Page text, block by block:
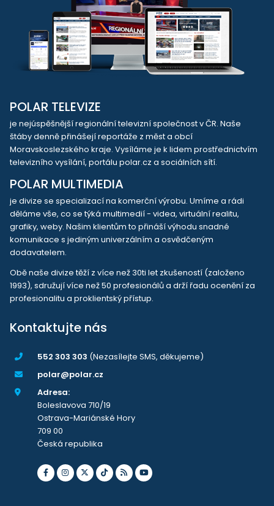
POLAR TELEVIZE
je nejúspěšnější regionální televizní společnost v ČR. Naše
štáby denně přinášejí reportáže z měst a obcí
Moravskoslezského kraje. Vysíláme je k lidem prostřednictvím
televizního vysílání, portálu polar.cz a sociálních sítí.
POLAR MULTIMEDIA
je divize se specializací na komerční výrobu. Umíme a rádi
děláme vše, co se týká multimedií - videa, virtuální realitu,
grafiky, weby. Našim klientům to přináší výhodu snadné
komunikace s jediným univerzálním a osvědčeným
dodavatelem.
Obě naše divize těží z více než 30ti let zkušeností (založeno
1993), sdružují více než 50 profesionálů a drží řadu ocenění za
profesionalitu a proklientský přístup.
Kontaktujte nás
552 303 303 (Nezasílejte SMS, děkujeme)
polar@polar.cz
Adresa:
Boleslavova 710/19
Ostrava-Mariánské Hory
709 00
Česká republika